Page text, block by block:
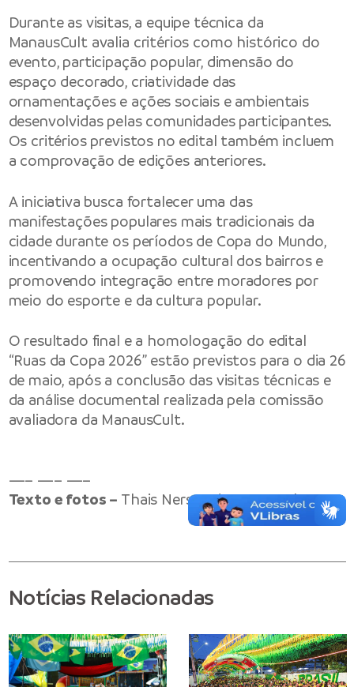
Durante as visitas, a equipe técnica da
ManausCult avalia critérios como histórico do
evento, participação popular, dimensão do
espaço decorado, criatividade das
ornamentações e ações sociais e ambientais
desenvolvidas pelas comunidades participantes.
Os critérios previstos no edital também incluem
a comprovação de edições anteriores.
A iniciativa busca fortalecer uma das
manifestações populares mais tradicionais da
cidade durante os períodos de Copa do Mundo,
incentivando a ocupação cultural dos bairros e
promovendo integração entre moradores por
meio do esporte e da cultura popular.
O resultado final e a homologação do edital
“Ruas da Copa 2026” estão previstos para o dia 26
de maio, após a conclusão das visitas técnicas e
da análise documental realizada pela comissão
avaliadora da ManausCult.
—– —– —–
Texto e fotos – Thais Nersan / ManausCult
Notícias Relacionadas